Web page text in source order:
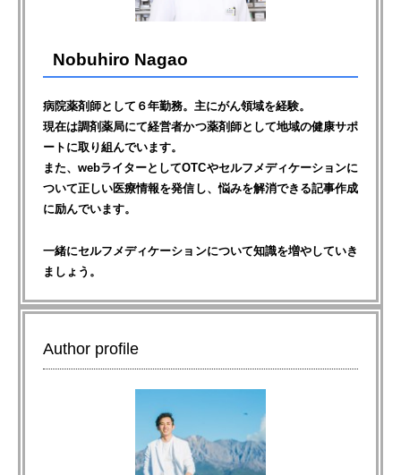
Nobuhiro Nagao
病院薬剤師として６年勤務。主にがん領域を経験。
現在は調剤薬局にて経営者かつ薬剤師として地域の健康サポ
ートに取り組んでいます。
また、webライターとしてOTCやセルフメディケーションに
ついて正しい医療情報を発信し、悩みを解消できる記事作成
に励んでいます。
一緒にセルフメディケーションについて知識を増やしていき
ましょう。
Author profile